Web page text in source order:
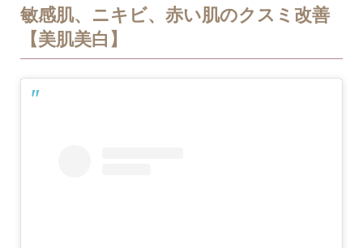
敏感肌、ニキビ、赤い肌のクスミ改善
【美肌美白】